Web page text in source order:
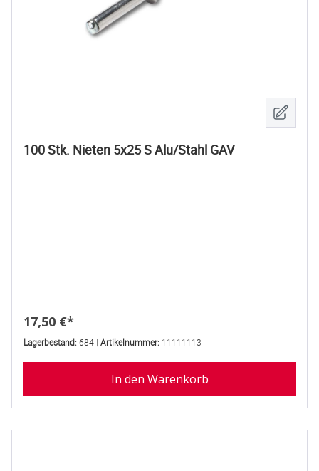
100 Stk. Nieten 5x25 S Alu/Stahl GAV
Regulärer Preis:
17,50 €*
Lagerbestand:684 | Artikelnummer: 11111113
In den Warenkorb